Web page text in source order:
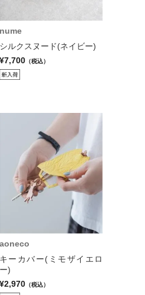
nume
シルクスヌード(ネイビー)
¥7,700 （税込）
aoneco
キーカバー(ミモザイエロ
ー)
¥2,970 （税込）